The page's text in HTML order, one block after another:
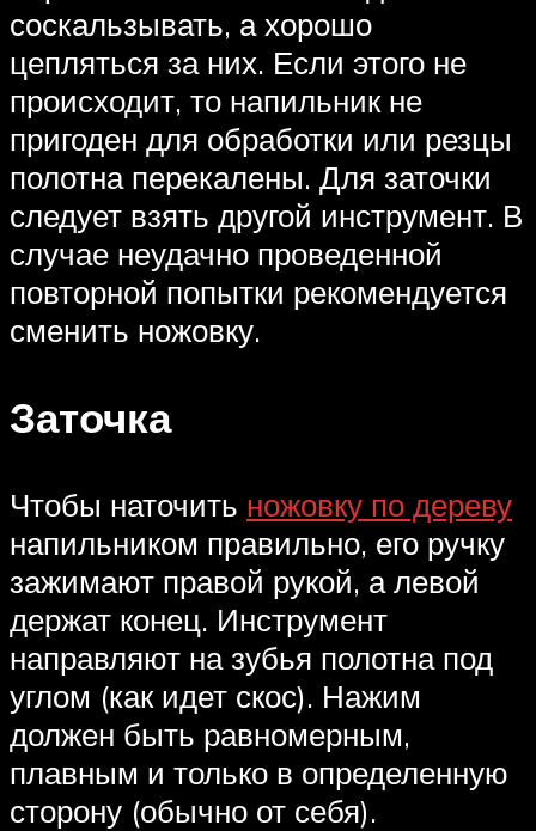
соскальзывать, а хорошо
цепляться за них. Если этого не
происходит, то напильник не
пригоден для обработки или резцы
полотна перекалены. Для заточки
следует взять другой инструмент. В
случае неудачно проведенной
повторной попытки рекомендуется
сменить ножовку.
Заточка
Чтобы наточить ножовку по дереву
напильником правильно, его ручку
зажимают правой рукой, а левой
держат конец. Инструмент
направляют на зубья полотна под
углом (как идет скос). Нажим
должен быть равномерным,
плавным и только в определенную
сторону (обычно от себя).